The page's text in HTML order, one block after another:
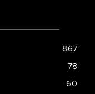
867
78
60